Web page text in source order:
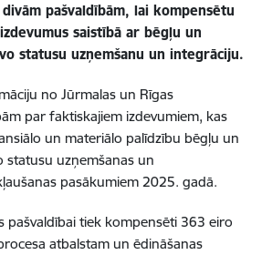
pašvaldībām, lai kompensētu
saistībā ar bēgļu un
statusu uzņemšanu un integrāciju.
no Jūrmalas un Rīgas
par faktiskajiem izdevumiem, kas
un materiālo palīdzību bēgļu un
statusu uzņemšanas un
pasākumiem 2025. gadā.
pašvaldībai tiek kompensēti 363 eiro
atbalstam un ēdināšanas